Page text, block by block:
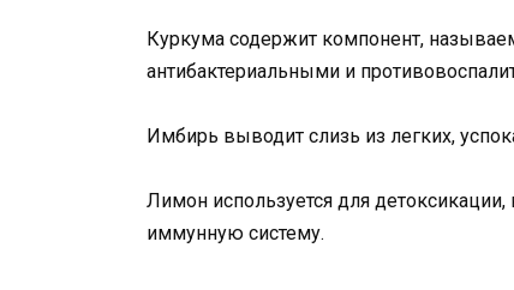
Куркума содержит компонент,
антибактериальными и
Имбирь выводит слизь из легких,
Лимон используется для
иммунную систему.